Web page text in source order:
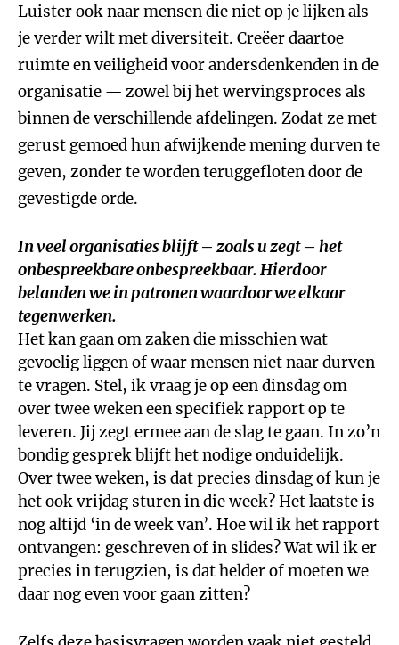
Luister ook naar mensen die niet op je lijken als
je verder wilt met diversiteit. Creëer daartoe
ruimte en veiligheid voor andersdenkenden in de
organisatie — zowel bij het wervingsproces als
binnen de verschillende afdelingen. Zodat ze met
gerust gemoed hun afwijkende mening durven te
geven, zonder te worden teruggefloten door de
gevestigde orde.
In veel organisaties blijft – zoals u zegt – het
onbespreekbare onbespreekbaar. Hierdoor
belanden we in patronen waardoor we elkaar
tegenwerken.
Het kan gaan om zaken die misschien wat
gevoelig liggen of waar mensen niet naar durven
te vragen. Stel, ik vraag je op een dinsdag om
over twee weken een specifiek rapport op te
leveren. Jij zegt ermee aan de slag te gaan. In zo’n
bondig gesprek blijft het nodige onduidelijk.
Over twee weken, is dat precies dinsdag of kun je
het ook vrijdag sturen in die week? Het laatste is
nog altijd ‘in de week van’. Hoe wil ik het rapport
ontvangen: geschreven of in slides? Wat wil ik er
precies in terugzien, is dat helder of moeten we
daar nog even voor gaan zitten?